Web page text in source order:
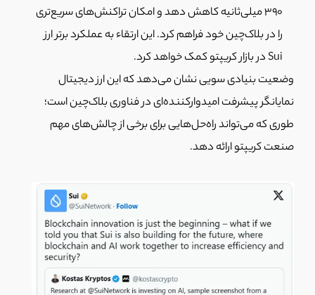
۳۹۰ میلی‌ثانیه کاهش دهد و امکان تراکنش‌های سریع‌تری
را در بلاک‌چین خود فراهم کرد. این ارتقاء به عملکرد برتر ارز
Sui در بازار کریپتو کمک خواهد کرد.
وضعیت بنیادی سویی نشان می‌دهد که این ارز دیجیتال
نمایانگر پیشرفت امیدوارکننده‌ای در فناوری بلاک‌چین است؛
طوری که می‌تواند راه‌حل‌هایی برای برخی از چالش‌های مهم
صنعت کریپتو ارائه دهد.